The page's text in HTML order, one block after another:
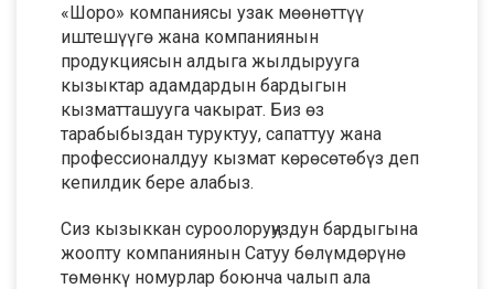
«Шоро» компаниясы узак мөөнөттүү
иштешүүгө жана компаниянын
продукциясын алдыга жылдырууга
кызыктар адамдардын бардыгын
кызматташууга чакырат. Биз өз
тарабыбыздан туруктуу, сапаттуу жана
профессионалдуу кызмат көрөсөтөбүз деп
кепилдик бере алабыз.
Сиз кызыккан суроолоруңуздун бардыгына
жоопту компаниянын Сатуу бөлүмдөрүнө
төмөнкү номурлар боюнча чалып ала